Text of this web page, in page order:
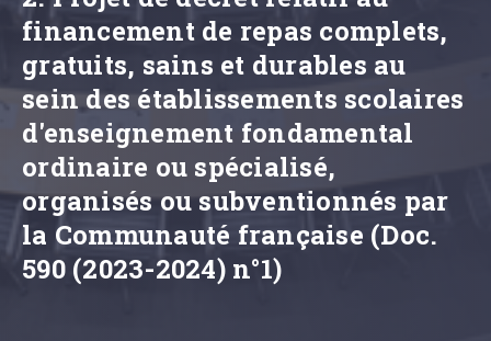
financement de repas complets,
gratuits, sains et durables au
sein des établissements scolaires
d'enseignement fondamental
ordinaire ou spécialisé,
organisés ou subventionnés par
la Communauté française (Doc.
590 (2023-2024) n°1)